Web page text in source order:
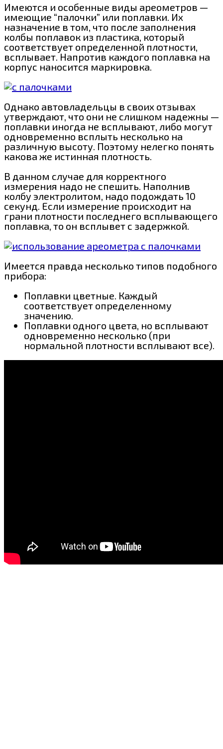
Имеются и особенные виды ареометров —
имеющие “палочки” или поплавки. Их
назначение в том, что после заполнения
колбы поплавок из пластика, который
соответствует определенной плотности,
всплывает. Напротив каждого поплавка на
корпус наносится маркировка.
Однако автовладельцы в своих отзывах
утверждают, что они не слишком надежны —
поплавки иногда не всплывают, либо могут
одновременно всплыть несколько на
различную высоту. Поэтому нелегко понять
какова же истинная плотность.
В данном случае для корректного
измерения надо не спешить. Наполнив
колбу электролитом, надо подождать 10
секунд. Если измерение происходит на
грани плотности последнего всплывающего
поплавка, то он всплывет с задержкой.
Имеется правда несколько типов подобного
прибора:
Поплавки цветные. Каждый
соответствует определенному
значению.
Поплавки одного цвета, но всплывают
одновременно несколько (при
нормальной плотности всплывают все).